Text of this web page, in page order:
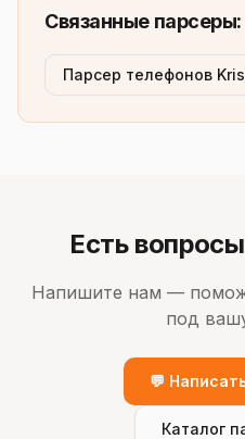
Связанные парсеры:
Парсер телефонов
Есть
Напишите нам —
под
💬
Каталог